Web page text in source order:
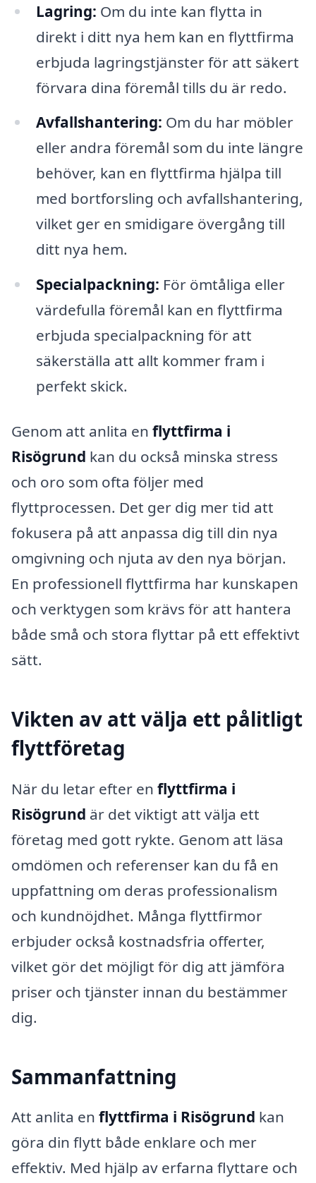
Lagring: Om du inte kan flytta in
direkt i ditt nya hem kan en flyttfirma
erbjuda lagringstjänster för att säkert
förvara dina föremål tills du är redo.
Avfallshantering: Om du har möbler
eller andra föremål som du inte längre
behöver, kan en flyttfirma hjälpa till
med bortforsling och avfallshantering,
vilket ger en smidigare övergång till
ditt nya hem.
Specialpackning: För ömtåliga eller
värdefulla föremål kan en flyttfirma
erbjuda specialpackning för att
säkerställa att allt kommer fram i
perfekt skick.
Genom att anlita en flyttfirma i
Risögrund kan du också minska stress
och oro som ofta följer med
flyttprocessen. Det ger dig mer tid att
fokusera på att anpassa dig till din nya
omgivning och njuta av den nya början.
En professionell flyttfirma har kunskapen
och verktygen som krävs för att hantera
både små och stora flyttar på ett effektivt
sätt.
Vikten av att välja ett pålitligt
flyttföretag
När du letar efter en flyttfirma i
Risögrund är det viktigt att välja ett
företag med gott rykte. Genom att läsa
omdömen och referenser kan du få en
uppfattning om deras professionalism
och kundnöjdhet. Många flyttfirmor
erbjuder också kostnadsfria offerter,
vilket gör det möjligt för dig att jämföra
priser och tjänster innan du bestämmer
dig.
Sammanfattning
Att anlita en flyttfirma i Risögrund kan
göra din flytt både enklare och mer
effektiv. Med hjälp av erfarna flyttare och